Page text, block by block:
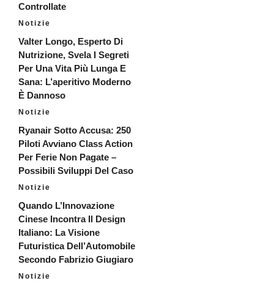
Controllate
Notizie
Valter Longo, Esperto Di
Nutrizione, Svela I Segreti
Per Una Vita Più Lunga E
Sana: L’aperitivo Moderno
È Dannoso
Notizie
Ryanair Sotto Accusa: 250
Piloti Avviano Class Action
Per Ferie Non Pagate –
Possibili Sviluppi Del Caso
Notizie
Quando L’Innovazione
Cinese Incontra Il Design
Italiano: La Visione
Futuristica Dell’Automobile
Secondo Fabrizio Giugiaro
Notizie